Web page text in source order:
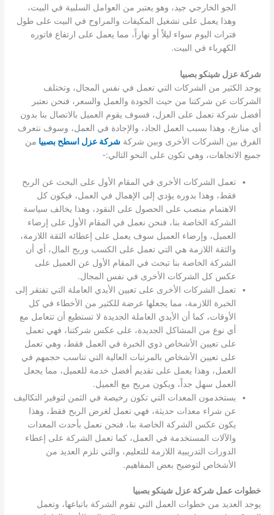
الجو الخارجي جيد، وهو يعتبر من العوامل السلبية في البيت،
وهذا يعمل على تشغيل المكيفات والمراوح في البيت على طول
فترات اليوم سواء ليلاً أو نهاراً، مما يعمل على ارتفاع فاتوره
الكهرباء في البيت.
شركة عزل شينكو بصبيا
يوجد الكثير من الشركات التي تعمل في نفس المجال، وتختلف
الشركات عن شركتنا من حيث الجودة والعمل والسعر، فنحن نعتبر
أفضل شركة تعمل على العزل، فسوف يقوم العميل بالاتصال بنا بدون
أي منازع، وهذا بسبب العمل الجاد، والإجادة في العمل، وسوف نتعرف
الفرق بين الشركات الأخرى وبين شركةشركة عزل اسطح بصبيا من
جميع الاتجاهات، وهي تكون على النحو التالي:-
تعمل الشركات الأخرى في المقام الأول على البحث عن الربح
فقط، وهذا بدوره يؤدي إلى الإهمال في العمل، فيكون كل
الاهتمام منصب على الحصول على النقود، وهذا يخالف سياسة
الشركة الخاصة بنا، فنحن نعمل في المقام الأول على إرضاء
العميل، وإرضاء العميل سوف يعمل على إعطائه الثقة اللازمة،
والثقة اللازمة هي التي تعمل على الكسب وربح المال، أي أن
الشركة الخاصة بنا تبحث في المقام الأول عن العميل على
عكس كل الشركات الأخرى في نفس المجال.
تعمل الشركات الأخرى على تعيين الأيدي العاملة التي تفتقر إلى
الخبرة اللازمة، مما يجعلها عرضة للكثير من الأخطاء في كل
الأوقات، كما أن الأيدي العاملة الجديدة لا تستطيع أن تتعامل مع
أي نوع من المشاكل الجديدة، على عكس شركتنا، فهي تعمل
على تعيين الأشخاص ذوي الخبرة في العمل فقط، وهي تعمل
على تعيين الأشخاص بالمرتبات العالية التي تناسب حجمهم في
العمل، وهذا يعمل على تقديم أفضل خدمة للعميل، مما يجعل
العمل سهل جداً، ويكون مريح مع العميل.
يستخدمون المعدات التي تكون رخيصة في الثمن لتوفير التكاليف
عن شراء معدات حديثة، فهي تعمل لغرض الربح فقط، وهذا
يكون عكس الشركة الخاصة بنا، فنحن نعمل بأحدث المعدات
والآلات المستخدمة في العمل، كما تعمل الشركة على إعطاء
الدورات التدريبية اللازمة للتعليم، والتي تلزم العديد من
الأشخاص لتوضيح بعض المفاهيم.
خطوات عمل شركة عزل شينكو بصبيا
يوجد العديد من خطوات العمل التي تقوم الشركة باتباعها، وتعمل